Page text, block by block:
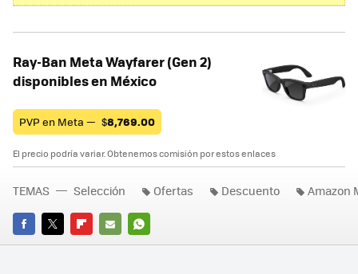
Ray-Ban Meta Wayfarer (Gen 2)
disponibles en México
PVP en Meta — $8,769.00
El precio podría variar. Obtenemos comisión por estos enlaces
FACEBOOK
TWITTERFLIPBOARD
E-
WHATSAPP
TEMAS Selección Ofertas Descuento Amazon